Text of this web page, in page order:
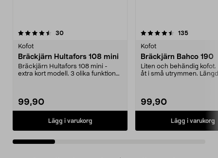
30recensioner
Kofot
Bräckjärn Hultafors 108 mini
Bräckjärn Hultafors 108 mini -
extra kort modell. 3 olika funktioner
99,90
Lägg i varukorg
4.5 av 5 stjärnor 135
Kofot
Bräckjärn Bahco 190
Liten och behändig kofot.
åt i små utrymmen.
99,90
Lägg i varukorg
4.5 av 5 stjärnor